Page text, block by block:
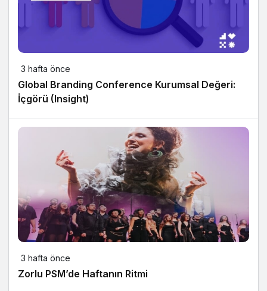
3 hafta önce
Global Branding Conference Kurumsal Değeri:
İçgörü (Insight)
3 hafta önce
Zorlu PSM’de Haftanın Ritmi